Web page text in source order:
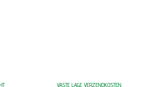
VASTE LAGE VERZENDKOSTEN